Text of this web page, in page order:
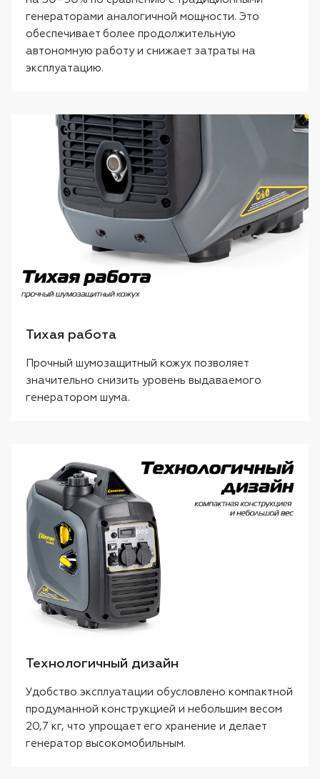
генераторами аналогичной мощности. Это
обеспечивает более продолжительную
автономную работу и снижает затраты на
эксплуатацию.
Тихая работа
Прочный шумозащитный кожух позволяет
значительно снизить уровень выдаваемого
генератором шума.
Технологичный дизайн
Удобство эксплуатации обусловлено компактной
продуманной конструкцией и небольшим весом
20,7 кг, что упрощает его хранение и делает
генератор высокомобильным.